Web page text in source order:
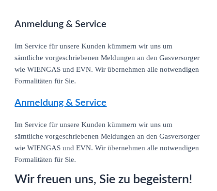
Anmeldung & Service
Im Service für unsere Kunden kümmern wir uns um
sämtliche vorgeschriebenen Meldungen an den Gasversorger
wie WIENGAS und EVN. Wir übernehmen alle notwendigen
Formalitäten für Sie.
Anmeldung & Service
Im Service für unsere Kunden kümmern wir uns um
sämtliche vorgeschriebenen Meldungen an den Gasversorger
wie WIENGAS und EVN. Wir übernehmen alle notwendigen
Formalitäten für Sie.
Wir freuen uns, Sie zu begeistern!